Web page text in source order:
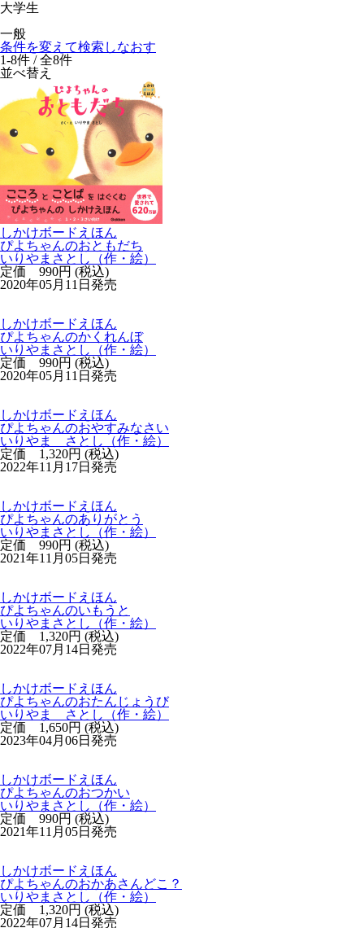
大学生
一般
条件を変えて検索しなおす
1-8件 / 全8件
並べ替え
しかけボードえほん
ぴよちゃんのおともだち
いりやまさとし（作・絵）
定価 990円 (税込)
2020年05月11日発売
しかけボードえほん
ぴよちゃんのかくれんぼ
いりやまさとし（作・絵）
定価 990円 (税込)
2020年05月11日発売
しかけボードえほん
ぴよちゃんのおやすみなさい
いりやま さとし（作・絵）
定価 1,320円 (税込)
2022年11月17日発売
しかけボードえほん
ぴよちゃんのありがとう
いりやまさとし（作・絵）
定価 990円 (税込)
2021年11月05日発売
しかけボードえほん
ぴよちゃんのいもうと
いりやまさとし（作・絵）
定価 1,320円 (税込)
2022年07月14日発売
しかけボードえほん
ぴよちゃんのおたんじょうび
いりやま さとし（作・絵）
定価 1,650円 (税込)
2023年04月06日発売
しかけボードえほん
ぴよちゃんのおつかい
いりやまさとし（作・絵）
定価 990円 (税込)
2021年11月05日発売
しかけボードえほん
ぴよちゃんのおかあさんどこ？
いりやまさとし（作・絵）
定価 1,320円 (税込)
2022年07月14日発売